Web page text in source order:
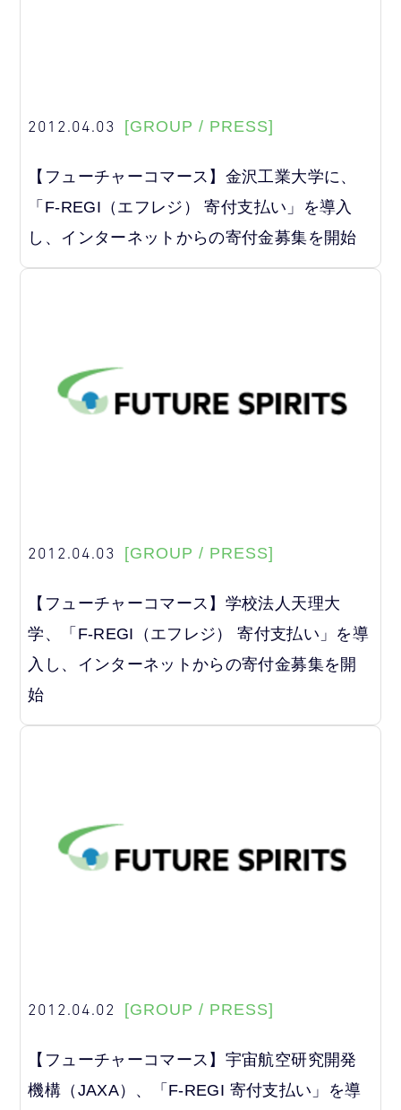
2012.04.03 [GROUP / PRESS]
【フューチャーコマース】金沢工業大学に、
「F-REGI（エフレジ） 寄付支払い」を導入
し、インターネットからの寄付金募集を開始
2012.04.03 [GROUP / PRESS]
【フューチャーコマース】学校法人天理大
学、「F-REGI（エフレジ） 寄付支払い」を導
入し、インターネットからの寄付金募集を開
始
2012.04.02 [GROUP / PRESS]
【フューチャーコマース】宇宙航空研究開発
機構（JAXA）、「F-REGI 寄付支払い」を導